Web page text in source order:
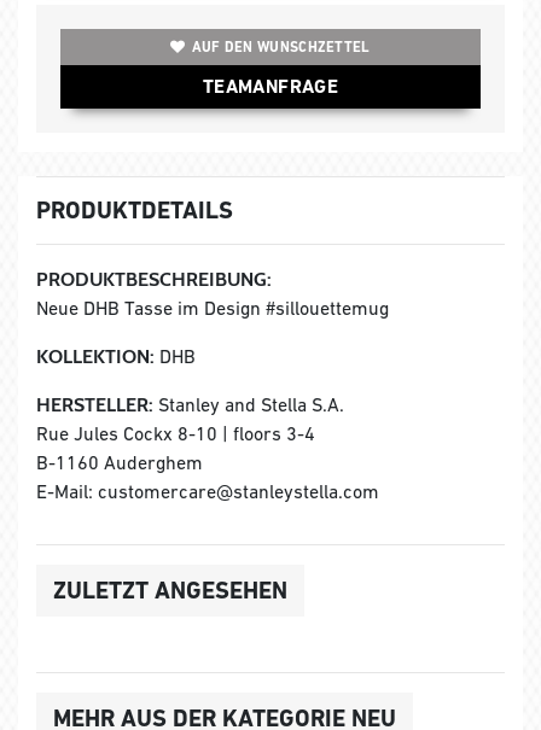
AUF DEN WUNSCHZETTEL
TEAMANFRAGE
PRODUKTDETAILS
PRODUKTBESCHREIBUNG:
Neue DHB Tasse im Design #sillouettemug
KOLLEKTION: DHB
HERSTELLER: Stanley and Stella S.A.
Rue Jules Cockx 8-10 | floors 3-4
B-1160 Auderghem
E-Mail: customercare@stanleystella.com
ZULETZT ANGESEHEN
MEHR AUS DER KATEGORIE NEU